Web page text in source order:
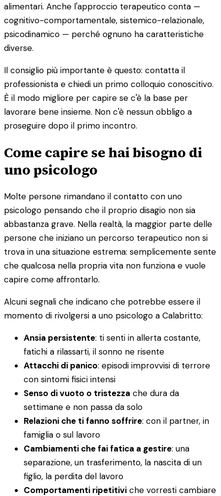
alimentari. Anche l'approccio terapeutico conta —
cognitivo-comportamentale, sistemico-relazionale,
psicodinamico — perché ognuno ha caratteristiche
diverse.
Il consiglio più importante è questo: contatta il
professionista e chiedi un primo colloquio conoscitivo.
È il modo migliore per capire se c'è la base per
lavorare bene insieme. Non c'è nessun obbligo a
proseguire dopo il primo incontro.
Come capire se hai bisogno di
uno psicologo
Molte persone rimandano il contatto con uno
psicologo pensando che il proprio disagio non sia
abbastanza grave. Nella realtà, la maggior parte delle
persone che iniziano un percorso terapeutico non si
trova in una situazione estrema: semplicemente sente
che qualcosa nella propria vita non funziona e vuole
capire come affrontarlo.
Alcuni segnali che indicano che potrebbe essere il
momento di rivolgersi a uno psicologo a Calabritto:
Ansia persistente: ti senti in allerta costante,
fatichi a rilassarti, il sonno ne risente
Attacchi di panico: episodi improvvisi di terrore
con sintomi fisici intensi
Senso di vuoto o tristezza che dura da
settimane e non passa da solo
Relazioni che ti fanno soffrire: con il partner, in
famiglia o sul lavoro
Cambiamenti che fai fatica a gestire: una
separazione, un trasferimento, la nascita di un
figlio, la perdita del lavoro
Comportamenti ripetitivi che vorresti cambiare